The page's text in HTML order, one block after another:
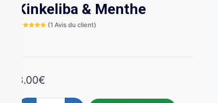
Kinkeliba & Menthe
(1 Avis du client)
8.00€